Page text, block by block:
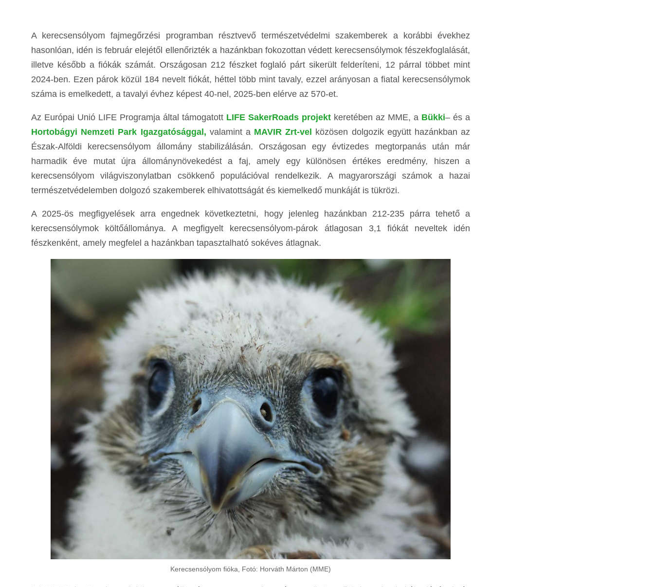
A kerecsensólyom fajmegőrzési programban résztvevő természetvédelmi szakemberek a korábbi évekhez
hasonlóan, idén is február elejétől ellenőrizték a hazánkban fokozottan védett kerecsensólymok fészekfoglalását,
illetve később a fiókák számát. Országosan 212 fészket foglaló párt sikerült felderíteni, 12 párral többet mint
2024-ben. Ezen párok közül 184 nevelt fiókát, héttel több mint tavaly, ezzel arányosan a fiatal kerecsensólymok
száma is emelkedett, a tavalyi évhez képest 40-nel, 2025-ben elérve az 570-et.
Az Európai Unió LIFE Programja által támogatott LIFE SakerRoads projekt keretében az MME, a Bükki– és a
Hortobágyi Nemzeti Park Igazgatósággal, valamint a MAVIR Zrt-vel közösen dolgozik együtt hazánkban az
Észak-Alföldi kerecsensólyom állomány stabilizálásán. Országosan egy évtizedes megtorpanás után már
harmadik éve mutat újra állománynövekedést a faj, amely egy különösen értékes eredmény, hiszen a
kerecsensólyom világviszonylatban csökkenő populációval rendelkezik. A magyarországi számok a hazai
természetvédelemben dolgozó szakemberek elhivatottságát és kiemelkedő munkáját is tükrözi.
A 2025-ös megfigyelések arra engednek következtetni, hogy jelenleg hazánkban 212-235 párra tehető a
kerecsensólymok költőállománya. A megfigyelt kerecsensólyom-párok átlagosan 3,1 fiókát neveltek idén
fészkenként, amely megfelel a hazánkban tapasztalható sokéves átlagnak.
Kerecsensólyom fióka, Fotó: Horváth Márton (MME)